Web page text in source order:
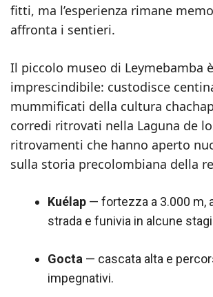
fitti, ma l’esperienza rimane
affronta i sentieri.
Il piccolo museo di Leymebamba
imprescindibile: custodisce
mummificati della cultura
corredi ritrovati nella Laguna de
ritrovamenti che hanno aperto
sulla storia precolombiana della
Kuélap — fortezza a 3.000 m,
strada e funivia in alcune
Gocta — cascata alta e
impegnativi.